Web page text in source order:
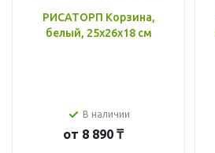
РИСАТОРП Корзина,
белый, 25x26x18 см
В наличии
от 8 890 ₸